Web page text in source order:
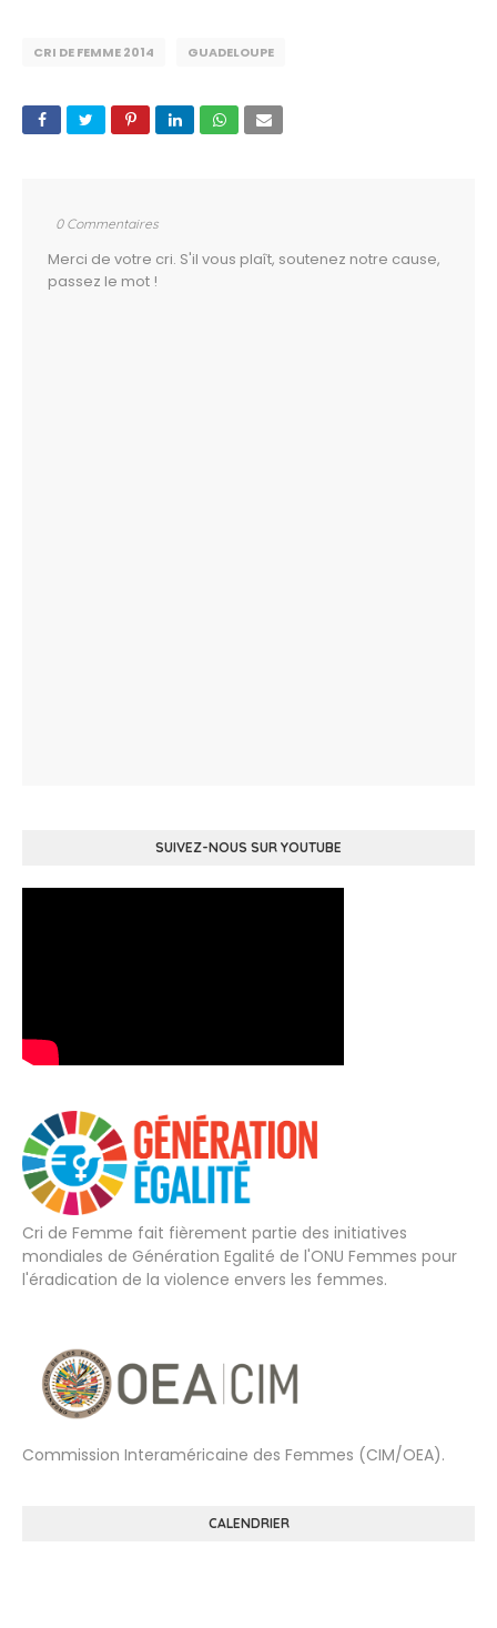
CRI DE FEMME 2014 GUADELOUPE
0 Commentaires
Merci de votre cri. S'il vous plaît, soutenez notre cause,
passez le mot !
SUIVEZ-NOUS SUR YOUTUBE
Cri de Femme fait fièrement partie des initiatives
mondiales de Génération Egalité de l'ONU Femmes pour
l'éradication de la violence envers les femmes.
Commission Interaméricaine des Femmes (CIM/OEA).
CALENDRIER